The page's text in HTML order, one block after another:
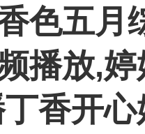
色五月
播放,
香开